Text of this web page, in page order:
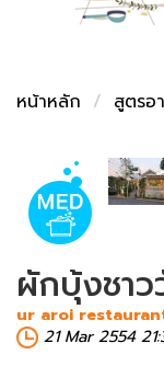
เปรียบเที
หน้าหลัก
สูตรอ
ผักบุ้งชาว
ur aroi
21 Mar 2554